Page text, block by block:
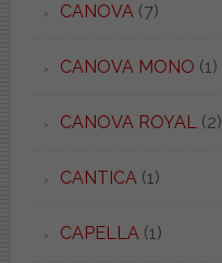
CANOVA(7)
CANOVA MONO (1)
CANOVA ROYAL(2)
CANTICA(1)
CAPELLA(1)